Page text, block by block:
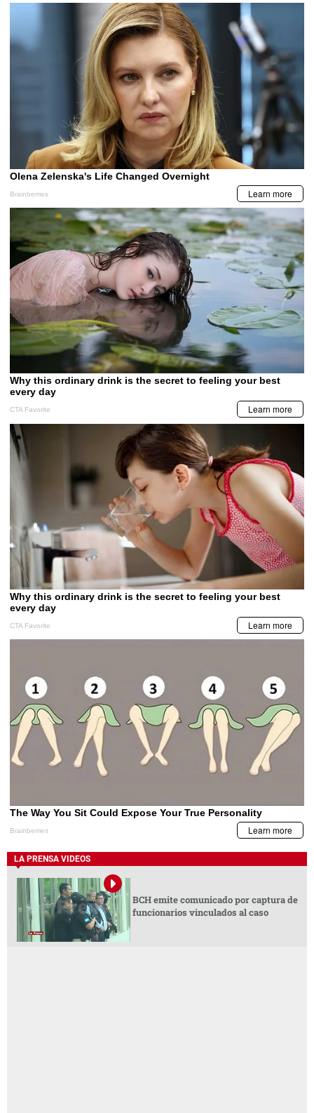
LA PRENSA VIDEOS
BCH emite comunicado por captura de
funcionarios vinculados al caso